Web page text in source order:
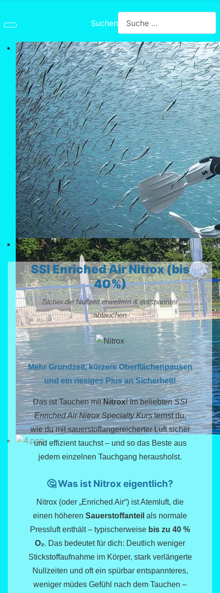
Suchen
SSI Enriched Air Nitrox (bis
40%)
Sicher die Nullzeit erweitern & entspannter
abtauchen
Mehr Grundzeit, kürzere Oberflächenpausen
und ein riesiges Plus an Sicherheit!
Das ist Tauchen mitNitrox! Im beliebtenSSI
Enriched Air Nitrox Specialty Kurslernst du,
wie du mit sauerstoffangereicherter Luft sicher
und effizient tauchst – und so das Beste aus
jedem einzelnen Tauchgang herausholst.
🤔 Was ist Nitrox eigentlich?
Nitrox (oder „Enriched Air“) ist Atemluft, die
einen höheren Sauerstoffanteil als normale
Pressluft enthält – typischerweise bis zu 40 %
O₂. Das bedeutet für dich: Deutlich weniger
Stickstoffaufnahme im Körper, stark verlängerte
Nullzeiten und oft ein spürbar entspannteres,
weniger müdes Gefühl nach dem Tauchen –